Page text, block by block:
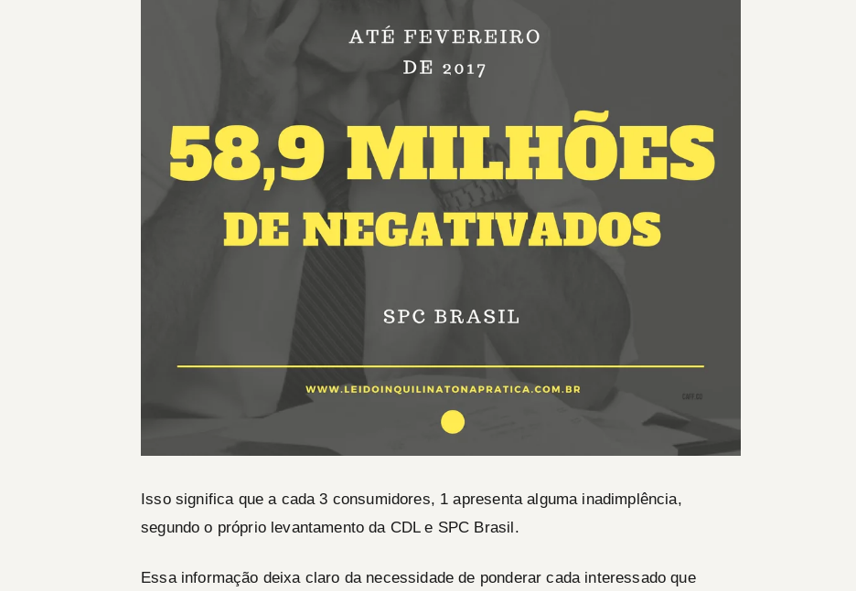
Isso significa que a cada 3 consumidores, 1 apresenta alguma inadimplência,
segundo o próprio levantamento da CDL e SPC Brasil.
Essa informação deixa claro da necessidade de ponderar cada interessado que